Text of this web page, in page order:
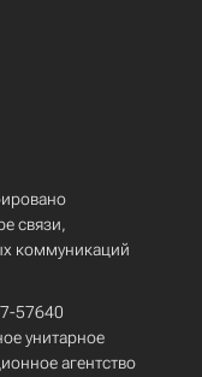
связи,
коммуникаций
57640
унитарное
агентство